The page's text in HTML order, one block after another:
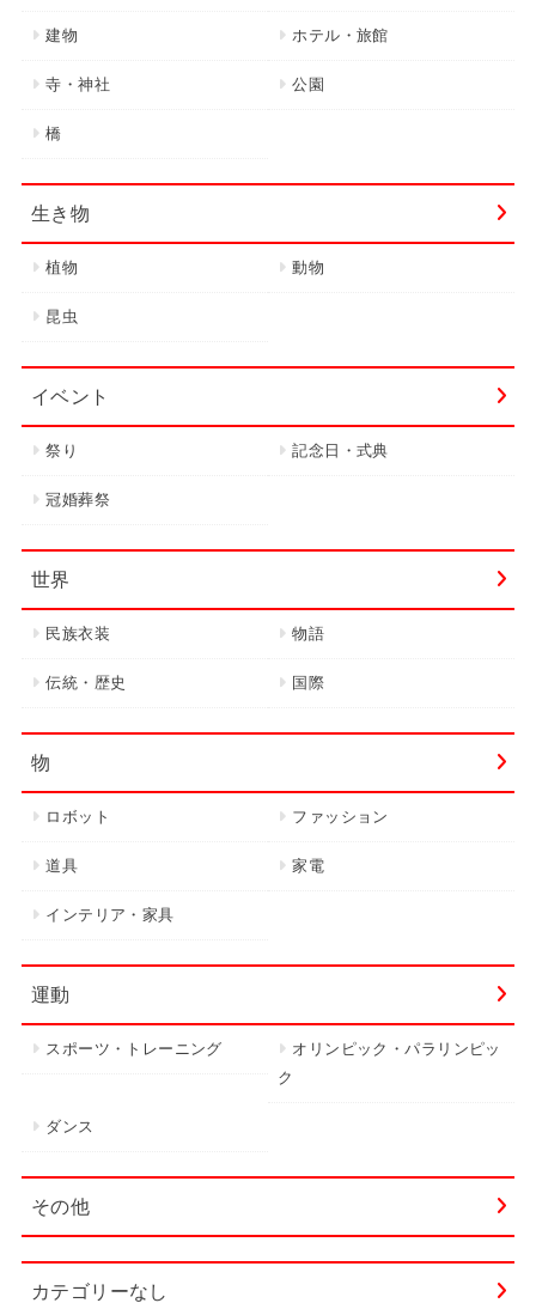
建物 ホテル・旅館
寺・神社 公園
橋
生き物
植物 動物
昆虫
イベント
祭り 記念日・式典
冠婚葬祭
世界
民族衣装 物語
伝統・歴史 国際
物
ロボット ファッション
道具 家電
インテリア・家具
運動
スポーツ・トレーニング
オリンピック・パラリンピッ
ク
ダンス
その他
カテゴリーなし